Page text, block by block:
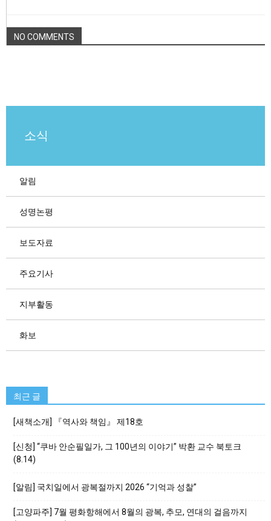
NO COMMENTS
소식
알림
성명논평
보도자료
주요기사
지부활동
화보
최근 글
[새책소개] 『역사와 책임』 제18호
[신청] “쿠바 안순필일가, 그 100년의 이야기” 박환 교수 북토크
(8.14)
[알림] 국치일에서 광복절까지 2026 “기억과 성찰”
[고양파주] 7월 평화항해에서 8월의 광복, 추모, 연대의 걸음까지